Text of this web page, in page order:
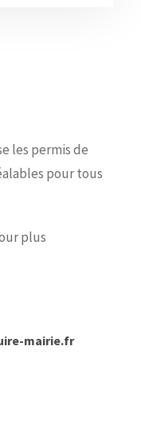
les permis de
pour tous
plus
mairie.fr